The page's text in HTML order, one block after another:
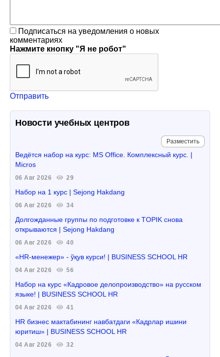
Подписаться на уведомления о новых
комментариях
Нажмите кнопку "Я не робот"
Отправить
Новости учебных центров
Разместить
Ведётся набор на курс: MS Office. Комплексный курс. |
Micros
06 Авг 2026 29
Набор на 1 курс | Sejong Hakdang
06 Авг 2026 34
Долгожданные группы по подготовке к TOPIK снова
открываются | Sejong Hakdang
06 Авг 2026 40
«HR-менежер» - ўқув курси! | BUSINESS SCHOOL HR
04 Авг 2026 56
Набор на курс «Кадровое делопроизводство» на русском
языке! | BUSINESS SCHOOL HR
04 Авг 2026 41
HR бизнес мактабининг навбатдаги «Кадрлар ишини
юритиш» | BUSINESS SCHOOL HR
04 Авг 2026 32